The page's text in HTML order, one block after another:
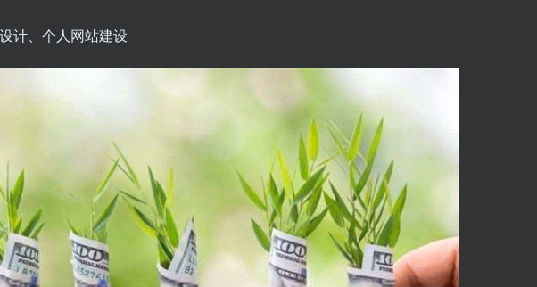
计、个人网站建设